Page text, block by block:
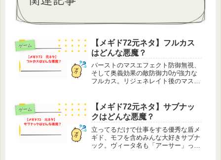
ゲーム
【メギド72元ネタ】フルカス
はどんな悪魔？
バーストのマスエフェクト防御無視、
そして奥義効果の敵防御力0が強力な
フルカス。リジェネレイト後のマスエ
果は薄まるのは少し残念です。イベン
ト「恋は拷問、愛は処刑」でレオのこ
と...
ゲーム
【メギド72元ネタ】サブナッ
クはどんな悪魔？
立ってるだけで仕事をする優秀な盾メ
ギド、モフを含めみんな大好きサブナ
ック。ヴィータ名も「アーサー」って